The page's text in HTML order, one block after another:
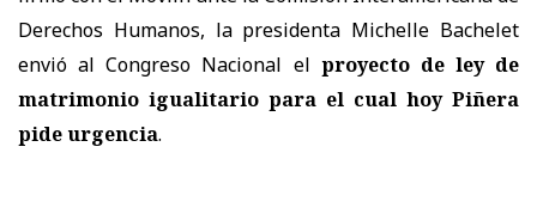
Derechos Humanos, la presidenta Michelle Bachelet
envió al Congreso Nacional el proyecto de ley de
matrimonio igualitario para el cual hoy Piñera
pide urgencia.